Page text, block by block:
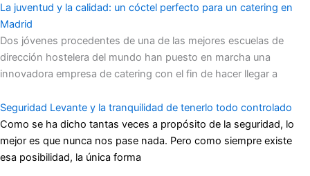
La juventud y la calidad: un cóctel perfecto para un catering en
Madrid
Dos jóvenes procedentes de una de las mejores escuelas de
dirección hostelera del mundo han puesto en marcha una
innovadora empresa de catering con el fin de hacer llegar a
Seguridad Levante y la tranquilidad de tenerlo todo controlado
Como se ha dicho tantas veces a propósito de la seguridad, lo
mejor es que nunca nos pase nada. Pero como siempre existe
esa posibilidad, la única forma